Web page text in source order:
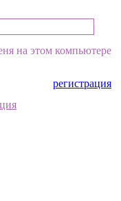
на этом компьютере
регистрация